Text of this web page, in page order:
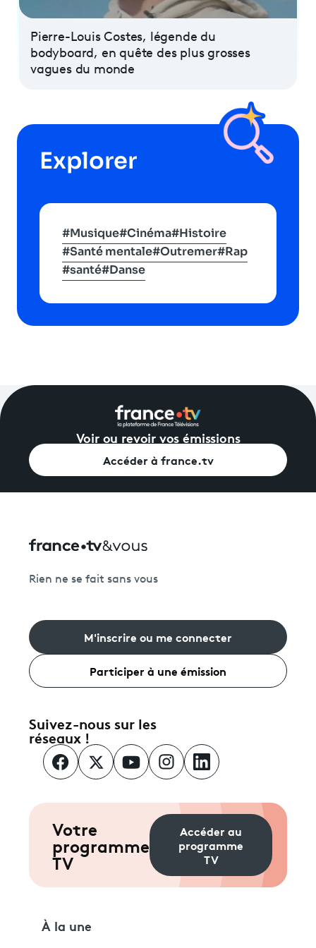
Avantages fidélité
Programme
Pierre-Louis Costes, légende du
bodyboard, en quête des plus grosses
vagues du monde
Explorer
#Musique#Cinéma#Histoire
#Santé mentale#Outremer#Rap
#santé#Danse
Voir ou revoir vos émissions
Accéder à france.tv
Rien ne se fait sans vous
M'inscrire ou me connecter
Participer à une émission
Suivez-nous sur les
réseaux !
Votre
programme
TV
Accéder au
programme
TV
À la une